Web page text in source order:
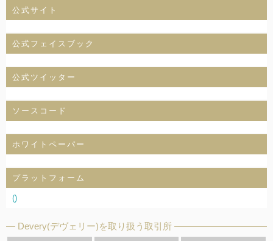
公式サイト
公式フェイスブック
公式ツイッター
ソースコード
ホワイトペーパー
プラットフォーム
()
Devery(デヴェリー)を取り扱う取引所